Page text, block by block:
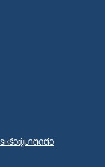
หรือผู้มาติดต่อ